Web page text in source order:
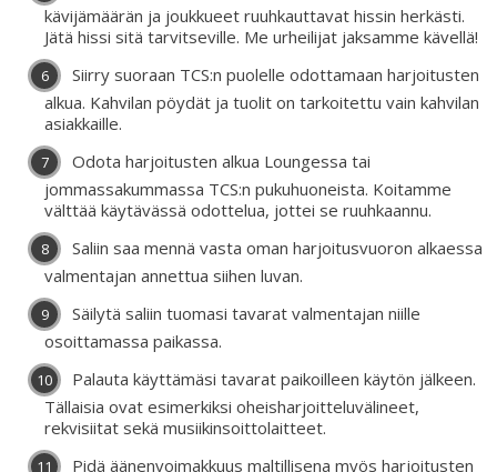
kävijämäärän ja joukkueet ruuhkauttavat hissin herkästi.
Jätä hissi sitä tarvitseville. Me urheilijat jaksamme kävellä!
Siirry suoraan TCS:n puolelle odottamaan harjoitusten
alkua. Kahvilan pöydät ja tuolit on tarkoitettu vain kahvilan
asiakkaille.
Odota harjoitusten alkua Loungessa tai
jommassakummassa TCS:n pukuhuoneista. Koitamme
välttää käytävässä odottelua, jottei se ruuhkaannu.
Saliin saa mennä vasta oman harjoitusvuoron alkaessa
valmentajan annettua siihen luvan.
Säilytä saliin tuomasi tavarat valmentajan niille
osoittamassa paikassa.
Palauta käyttämäsi tavarat paikoilleen käytön jälkeen.
Tällaisia ovat esimerkiksi oheisharjoitteluvälineet,
rekvisiitat sekä musiikinsoittolaitteet.
Pidä äänenvoimakkuus maltillisena myös harjoitusten